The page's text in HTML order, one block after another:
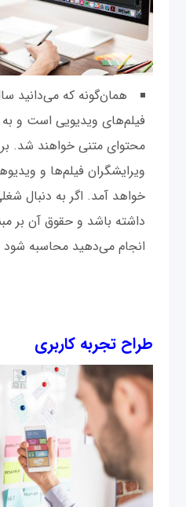
فیلم‌های ویدیویی است و
محتوای متنی خواهند شد.
ویرایشگران فیلم‌ها و
خواهد آمد. اگر به دنبال
داشته باشد و حقوق آن بر
انجام می‌دهید محاسبه
طراح تجربه کاربری